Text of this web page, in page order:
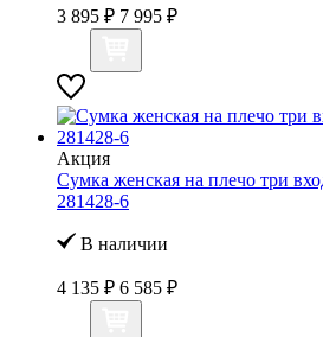
3 895 ₽ 7 995 ₽
Акция
Сумка женская на плечо три
281428-6
В наличии
4 135 ₽ 6 585 ₽